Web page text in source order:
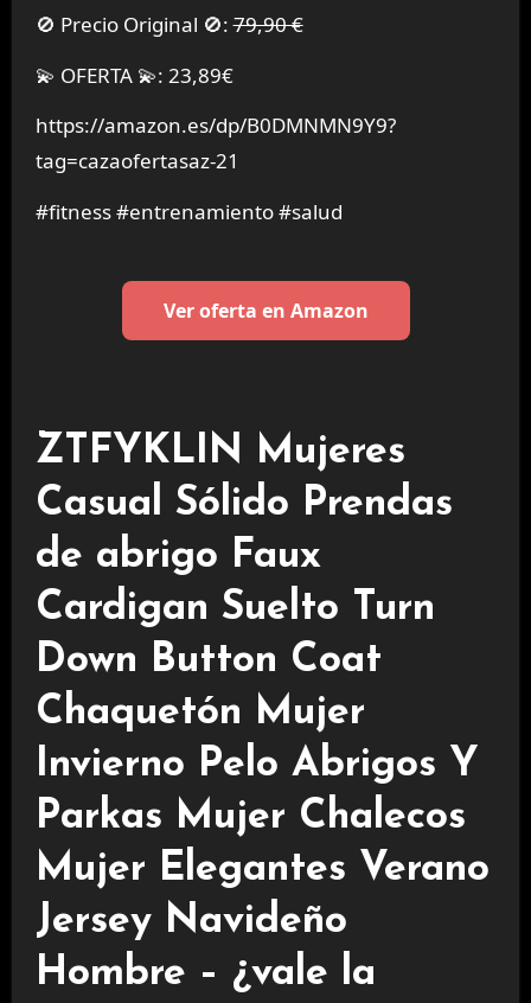
🚫 Precio Original 🚫:79,90 €
💫 OFERTA 💫: 23,89€
https://amazon.es/dp/B0DMNMN9Y9?
tag=cazaofertasaz-21
#fitness #entrenamiento #salud
Ver oferta en Amazon
ZTFYKLIN Mujeres
Casual Sólido Prendas
de abrigo Faux
Cardigan Suelto Turn
Down Button Coat
Chaquetón Mujer
Invierno Pelo Abrigos Y
Parkas Mujer Chalecos
Mujer Elegantes Verano
Jersey Navideño
Hombre – ¿vale la